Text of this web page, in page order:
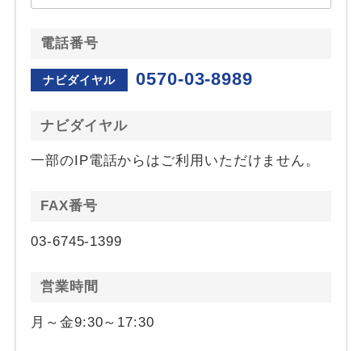
電話番号
ナビダイヤル 0570-03-8989
ナビダイヤル
一部のIP電話からはご利用いただけません。
FAX番号
03-6745-1399
営業時間
月～金9:30～17:30